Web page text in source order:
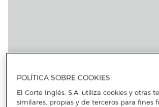
POLÍTICA SOBRE COOKIES
El Corte Inglés, S.A. utiliza cookies y otras
similares, propias y de terceros para fines